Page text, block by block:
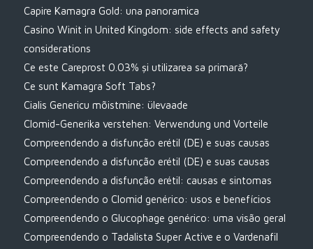
Capire Kamagra Gold: una panoramica
Casino Winit in United Kingdom: side effects and safety
considerations
Ce este Careprost 0.03% și utilizarea sa primară?
Ce sunt Kamagra Soft Tabs?
Cialis Genericu mõistmine: ülevaade
Clomid-Generika verstehen: Verwendung und Vorteile
Compreendendo a disfunção erétil (DE) e suas causas
Compreendendo a disfunção erétil (DE) e suas causas
Compreendendo a disfunção erétil: causas e sintomas
Compreendendo o Clomid genérico: usos e benefícios
Compreendendo o Glucophage genérico: uma visão geral
Compreendendo o Tadalista Super Active e o Vardenafil